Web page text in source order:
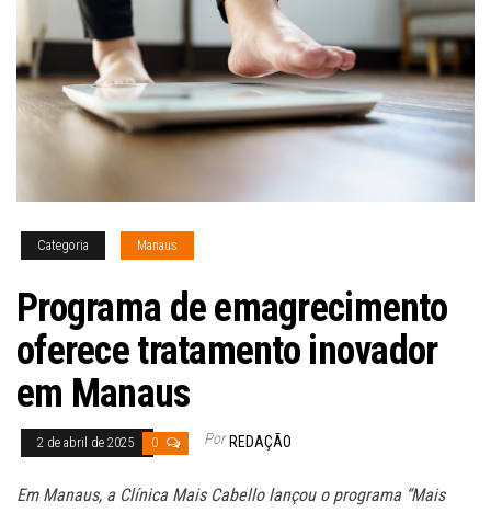
Categoria Manaus
Programa de emagrecimento
oferece tratamento inovador
em Manaus
2 de abril de 2025 0 Por REDAÇÃO
Em Manaus, a Clínica Mais Cabello lançou o programa “Mais